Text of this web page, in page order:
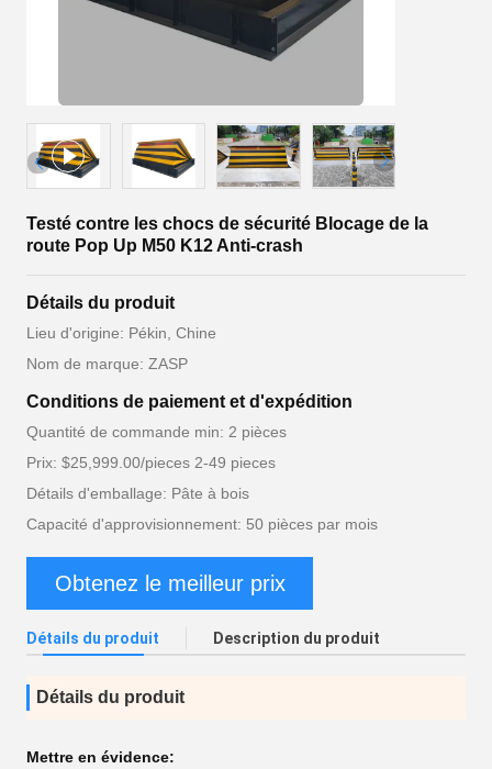
Testé contre les chocs de sécurité Blocage de la
route Pop Up M50 K12 Anti-crash
Détails du produit
Lieu d'origine: Pékin, Chine
Nom de marque: ZASP
Conditions de paiement et d'expédition
Quantité de commande min: 2 pièces
Prix: $25,999.00/pieces 2-49 pieces
Détails d'emballage: Pâte à bois
Capacité d'approvisionnement: 50 pièces par mois
Obtenez le meilleur prix
Détails du produit Description du produit
Détails du produit
Mettre en évidence: